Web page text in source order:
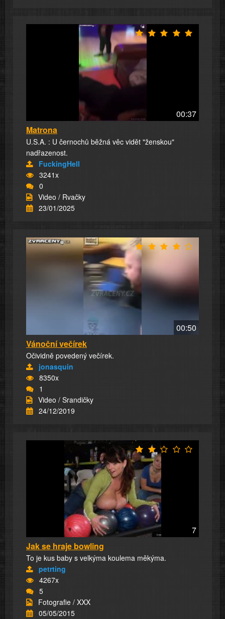
00:37
Matrona
U.S.A. : U černochů běžná věc vidět "ženskou"
nadřazenost.
FuckingHell
3241x
0
Video / Rvačky
23/01/2025
00:50
Vánoční večírek
Očividně povedený večírek.
jonasquin
8350x
1
Video / Srandičky
24/12/2019
7
Jak se hraje bowling
To je kus baby s velkýma koulema měkýma.
petrting
4267x
5
Fotografie / XXX
05/05/2015